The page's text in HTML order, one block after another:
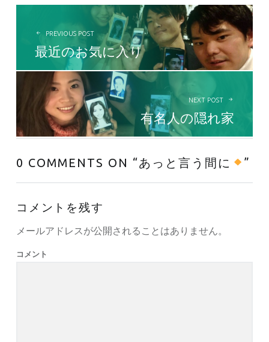
投稿ナビゲーション
PREVIOUS POST
最近のお気に入り
NEXT POST
有名人の隠れ家
0 COMMENTS ON “あっと言う間に ”
コメントを残す
メールアドレスが公開されることはありません。
コメント